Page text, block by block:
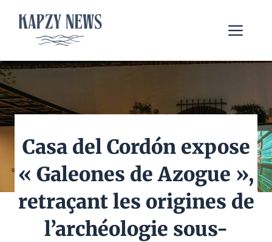
contenu
Casa del Cordón expose
« Galeones de Azogue »,
retraçant les origines de
l’archéologie sous-